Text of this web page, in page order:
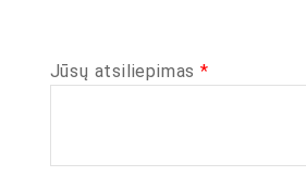
Jūsų atsiliepimas *